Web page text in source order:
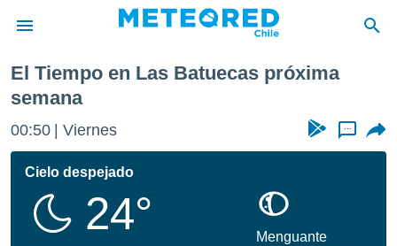
de
para
la
calidad.
a este
El Tiempo en Las Batuecas próxima
semana
00:50 Viernes ...
Cielo despejado
24°
Menguante